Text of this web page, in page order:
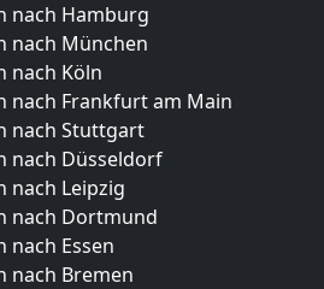
nach Hamburg
nach München
nach Köln
nach Frankfurt am Main
nach Stuttgart
nach Düsseldorf
nach Leipzig
nach Dortmund
nach Essen
nach Bremen